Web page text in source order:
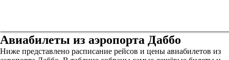
Авиабилеты из аэропорта Даббо
Ниже представлено расписание рейсов и цены авиабилетов из